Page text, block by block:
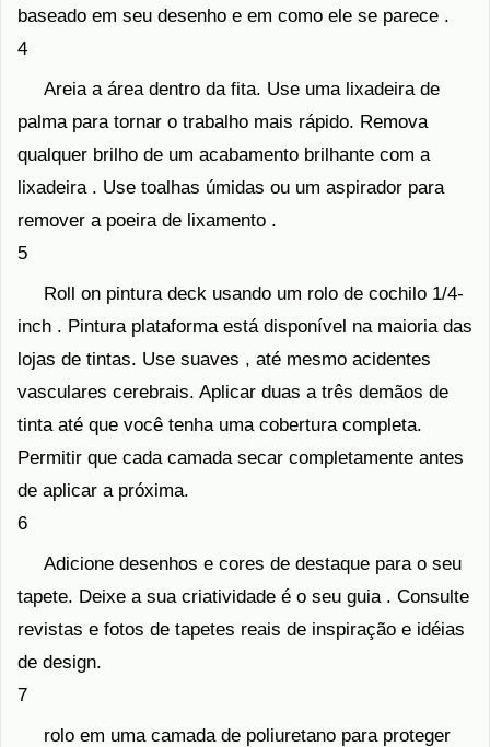
baseado em seu desenho e em como ele se parece .
4
Areia a área dentro da fita. Use uma lixadeira de
palma para tornar o trabalho mais rápido. Remova
qualquer brilho de um acabamento brilhante com a
lixadeira . Use toalhas úmidas ou um aspirador para
remover a poeira de lixamento .
5
Roll on pintura deck usando um rolo de cochilo 1/4-
inch . Pintura plataforma está disponível na maioria das
lojas de tintas. Use suaves , até mesmo acidentes
vasculares cerebrais. Aplicar duas a três demãos de
tinta até que você tenha uma cobertura completa.
Permitir que cada camada secar completamente antes
de aplicar a próxima.
6
Adicione desenhos e cores de destaque para o seu
tapete. Deixe a sua criatividade é o seu guia . Consulte
revistas e fotos de tapetes reais de inspiração e idéias
de design.
7
rolo em uma camada de poliuretano para proteger